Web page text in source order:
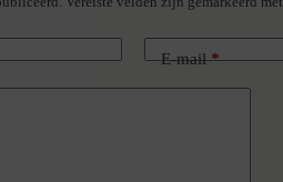
E-mail*